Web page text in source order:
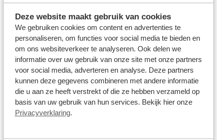
Deze website maakt gebruik van cookies
We gebruiken cookies om content en advertenties te
personaliseren, om functies voor social media te bieden en
om ons websiteverkeer te analyseren. Ook delen we
informatie over uw gebruik van onze site met onze partners
voor social media, adverteren en analyse. Deze partners
kunnen deze gegevens combineren met andere informatie
die u aan ze heeft verstrekt of die ze hebben verzameld op
basis van uw gebruik van hun services. Bekijk hier onze
Privacyverklaring.
inzameling op ons nemen. Samen halen we alles eruit!